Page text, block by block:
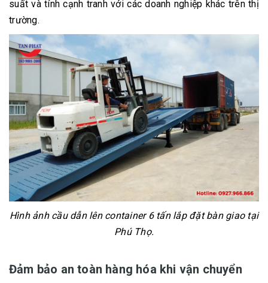
suất và tính cạnh tranh với các doanh nghiệp khác trên thị
trường.
Hình ảnh cầu dẫn lên container 6 tấn lắp đặt bàn giao tại
Phú Thọ.
Đảm bảo an toàn hàng hóa khi vận chuyển